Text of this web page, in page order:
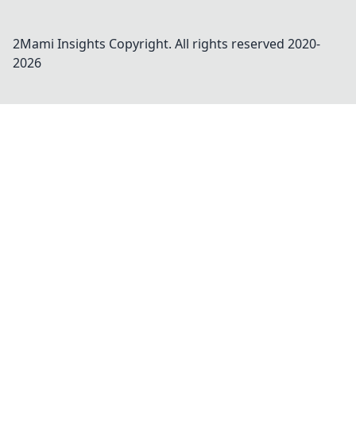
2Mami Insights Copyright. All rights reserved 2020-
2026